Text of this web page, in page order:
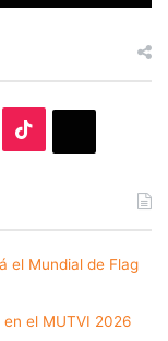
el Mundial de Flag
el MUTVI 2026